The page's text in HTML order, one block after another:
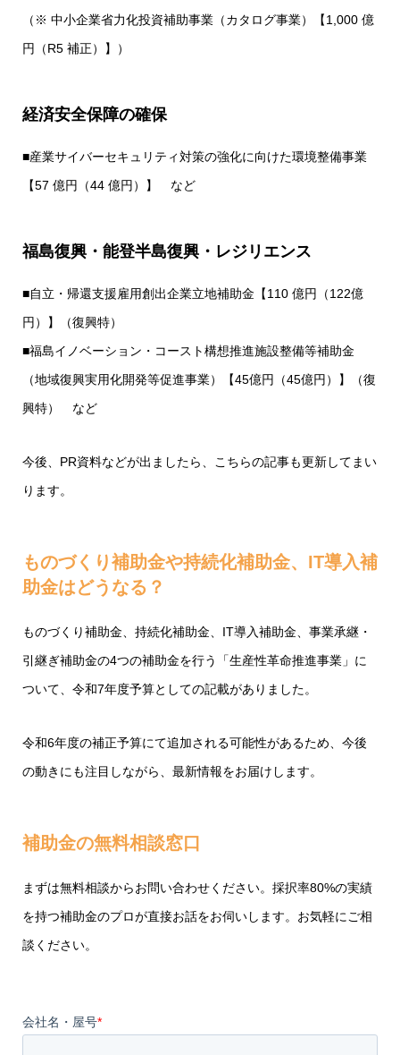
（※ 中小企業省力化投資補助事業（カタログ事業）【1,000 億
円（R5 補正）】）
経済安全保障の確保
■産業サイバーセキュリティ対策の強化に向けた環境整備事業
【57 億円（44 億円）】 など
福島復興・能登半島復興・レジリエンス
■自立・帰還支援雇用創出企業立地補助金【110 億円（122億
円）】（復興特）
■福島イノベーション・コースト構想推進施設整備等補助金
（地域復興実用化開発等促進事業）【45億円（45億円）】（復
興特） など
今後、PR資料などが出ましたら、こちらの記事も更新してまい
ります。
ものづくり補助金や持続化補助金、IT導入補
助金はどうなる？
ものづくり補助金、持続化補助金、IT導入補助金、事業承継・
引継ぎ補助金の4つの補助金を行う「生産性革命推進事業」に
ついて、令和7年度予算としての記載がありました。
令和6年度の補正予算にて追加される可能性があるため、今後
の動きにも注目しながら、最新情報をお届けします。
補助金の無料相談窓口
まずは無料相談からお問い合わせください。採択率80%の実績
を持つ補助金のプロが直接お話をお伺いします。お気軽にご相
談ください。